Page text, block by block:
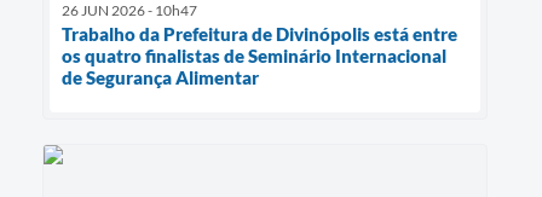
26 JUN 2026 - 10h47
Trabalho da Prefeitura de Divinópolis está entre
os quatro finalistas de Seminário Internacional
de Segurança Alimentar